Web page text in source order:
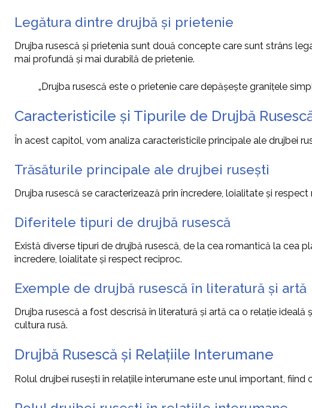
Legătura dintre drujbă și prietenie
Drujba rusescă și prietenia sunt două concepte care sunt strâns
mai profundă și mai durabilă de prietenie.
„Drujba rusescă este o prietenie care depășește granițele
Caracteristicile și Tipurile de Drujbă
În acest capitol, vom analiza caracteristicile principale ale drujbei
Trăsăturile principale ale drujbei rusești
Drujba rusescă se caracterizează prin încredere, loialitate și
Diferitele tipuri de drujbă rusescă
Există diverse tipuri de drujbă rusescă, de la cea romantică la cea
încredere, loialitate și respect reciproc.
Exemple de drujbă rusescă în literatură și artă
Drujba rusescă a fost descrisă în literatură și artă ca o relație
cultura rusă.
Drujbă Rusescă și Relațiile Interumane
Rolul drujbei rusești în relațiile interumane este unul important,